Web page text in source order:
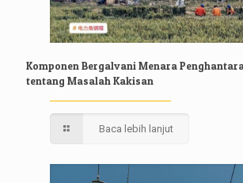
Komponen Bergalvani Menara
tentang Masalah Kakisan
Baca lebih lanjut